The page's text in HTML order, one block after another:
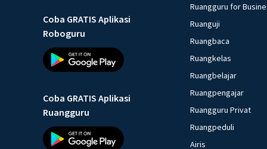
Coba GRATIS Aplikasi
Roboguru
Coba GRATIS Aplikasi
Ruangguru
Ruangguru for
Ruanguji
Ruangbaca
Ruangkelas
Ruangbelajar
Ruangpengajar
Ruangguru Privat
Ruangpeduli
Airis